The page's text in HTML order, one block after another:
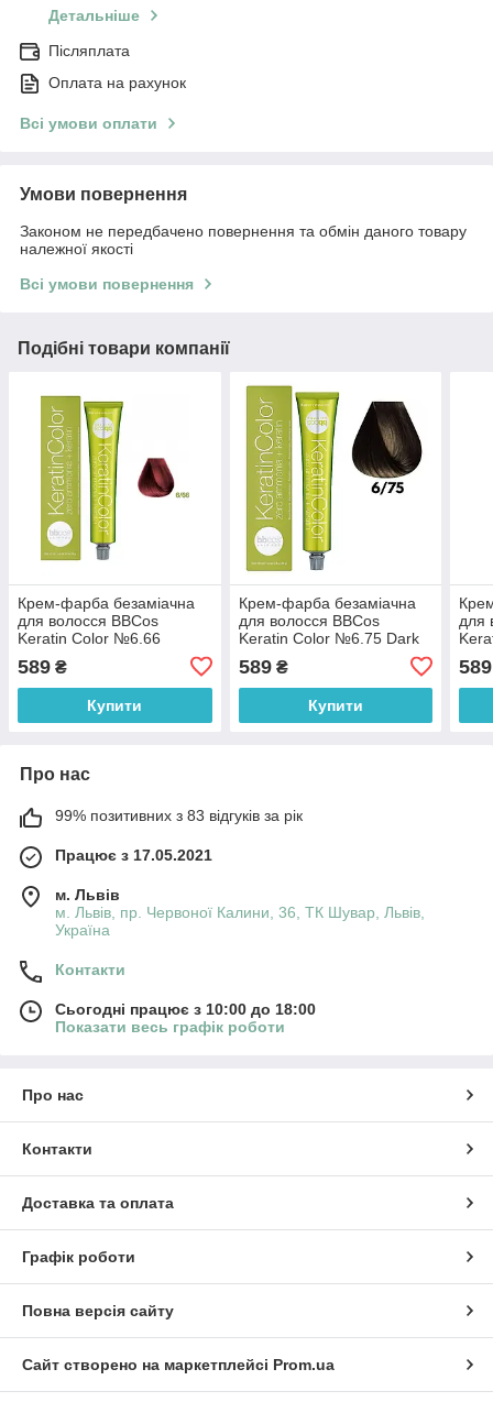
Детальніше
Післяплата
Оплата на рахунок
Всі умови оплати
Умови повернення
Законом не передбачено повернення та обмін даного товару
належної якості
Всі умови повернення
Подібні товари компанії
Крем-фарба безаміачна
для волосся BBCos
Keratin Color №6.66
100 мл
589 ₴
Купити
Крем-фарба безаміачна
для волосся BBCos
Keratin Color №6.75 Dark
589₴
Купити
для
589
Про нас
99% позитивних з 83 відгуків за рік
Працює з 17.05.2021
м. Львів
м. Львів, пр. Червоної Калини, 36, ТК Шувар, Львів,
Україна
Контакти
Сьогодні працює з 10:00 до 18:00
Показати весь графік роботи
Про нас
Контакти
Доставка та оплата
Графік роботи
Повна версія сайту
Сайт створено на маркетплейсі Prom.ua